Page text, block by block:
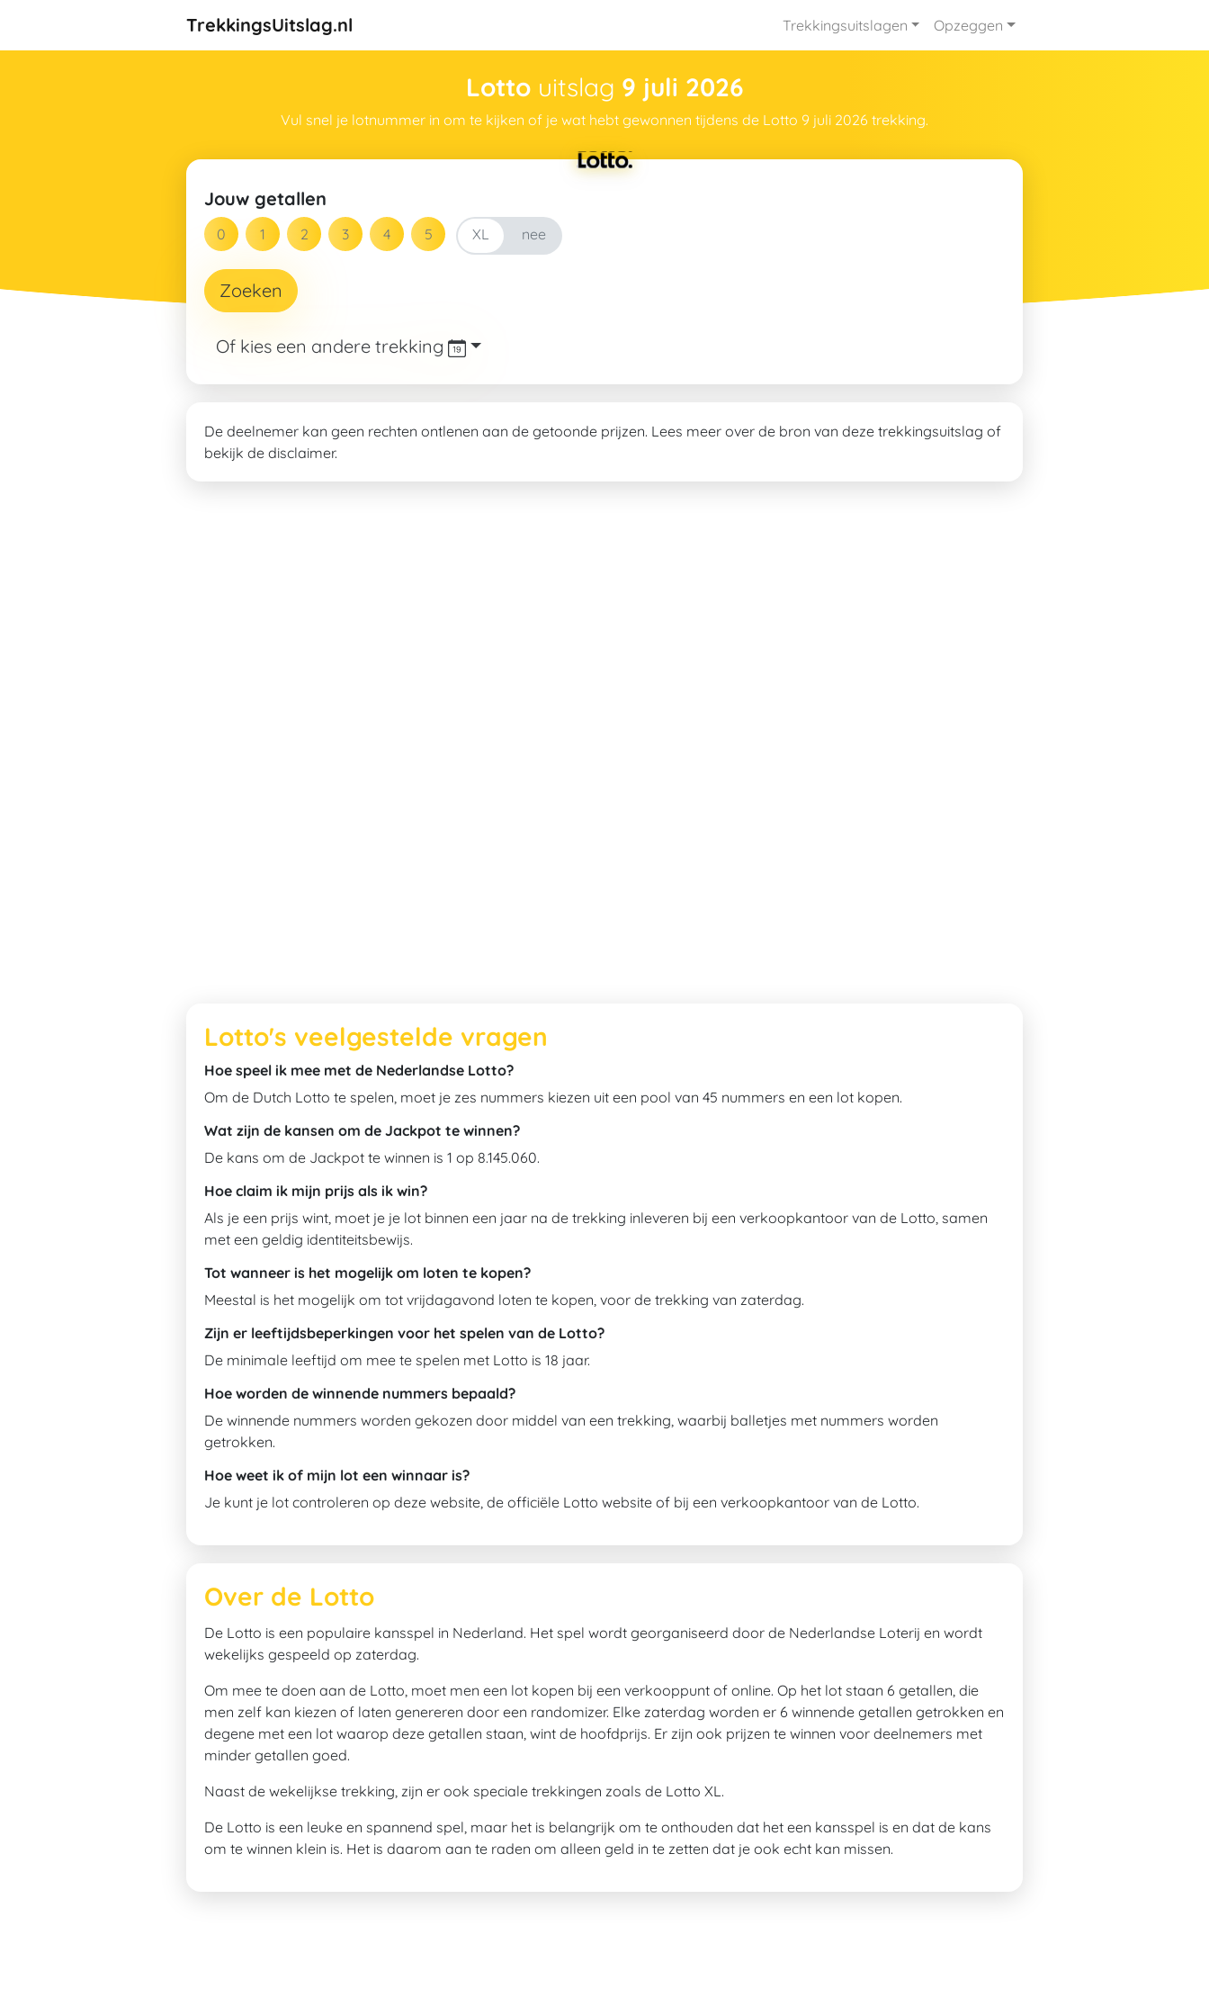
TrekkingsUitslag.nl Trekkingsuitslagen Opzeggen
Lotto uitslag 9 juli 2026
Vul snel je lotnummer in om te kijken of je wat hebt gewonnen tijdens de Lotto 9 juli 2026 trekking.
Jouw getallen
XL
nee
Zoeken
Of kies een andere trekking
De deelnemer kan geen rechten ontlenen aan de getoonde prijzen. Lees meer over de bron van deze trekkingsuitslag of
bekijk de disclaimer.
Lotto's veelgestelde vragen
Hoe speel ik mee met de Nederlandse Lotto?
Om de Dutch Lotto te spelen, moet je zes nummers kiezen uit een pool van 45 nummers en een lot kopen.
Wat zijn de kansen om de Jackpot te winnen?
De kans om de Jackpot te winnen is 1 op 8.145.060.
Hoe claim ik mijn prijs als ik win?
Als je een prijs wint, moet je je lot binnen een jaar na de trekking inleveren bij een verkoopkantoor van de Lotto, samen
met een geldig identiteitsbewijs.
Tot wanneer is het mogelijk om loten te kopen?
Meestal is het mogelijk om tot vrijdagavond loten te kopen, voor de trekking van zaterdag.
Zijn er leeftijdsbeperkingen voor het spelen van de Lotto?
De minimale leeftijd om mee te spelen met Lotto is 18 jaar.
Hoe worden de winnende nummers bepaald?
De winnende nummers worden gekozen door middel van een trekking, waarbij balletjes met nummers worden
getrokken.
Hoe weet ik of mijn lot een winnaar is?
Je kunt je lot controleren op deze website, de officiële Lotto website of bij een verkoopkantoor van de Lotto.
Over de Lotto
De Lotto is een populaire kansspel in Nederland. Het spel wordt georganiseerd door de Nederlandse Loterij en wordt
wekelijks gespeeld op zaterdag.
Om mee te doen aan de Lotto, moet men een lot kopen bij een verkooppunt of online. Op het lot staan 6 getallen, die
men zelf kan kiezen of laten genereren door een randomizer. Elke zaterdag worden er 6 winnende getallen getrokken en
degene met een lot waarop deze getallen staan, wint de hoofdprijs. Er zijn ook prijzen te winnen voor deelnemers met
minder getallen goed.
Naast de wekelijkse trekking, zijn er ook speciale trekkingen zoals de Lotto XL.
De Lotto is een leuke en spannend spel, maar het is belangrijk om te onthouden dat het een kansspel is en dat de kans
om te winnen klein is. Het is daarom aan te raden om alleen geld in te zetten dat je ook echt kan missen.